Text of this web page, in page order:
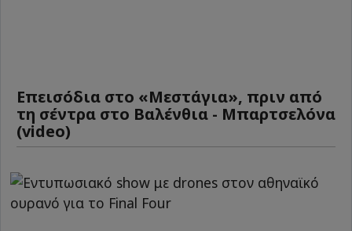
Επεισόδια στο «Μεστάγια», πριν από
τη σέντρα στο Βαλένθια - Μπαρτσελόνα
(video)